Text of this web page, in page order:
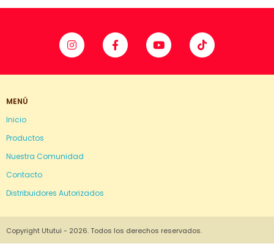
MENÚ
Inicio
Productos
Nuestra Comunidad
Contacto
Distribuidores Autorizados
Copyright Ututui - 2026. Todos los derechos reservados.